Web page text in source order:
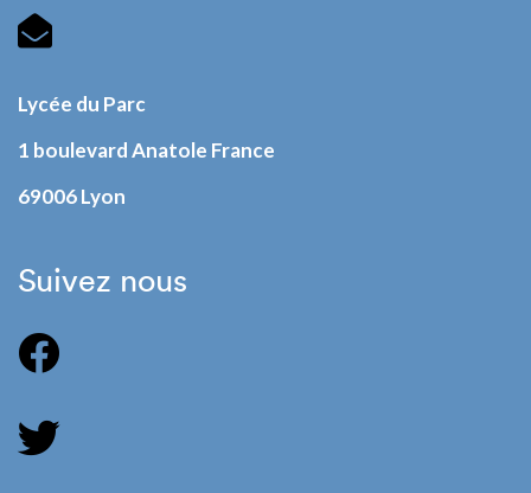
Lycée du Parc
1 boulevard Anatole France
69006 Lyon
Suivez nous